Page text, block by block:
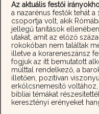
Az aktuális festői
a nazarénus festők tehát
csoportja volt, akik
jellegű tanítások
utakat, amit az előző
rokokóban nem találtak
illetve a korareneszánsz
fogjuk az itt bemutatott
múlttal rendelkező, a
illetően, pozítívan
erkölcsnemesítő
bibliai témákat
keresztényi erényeket